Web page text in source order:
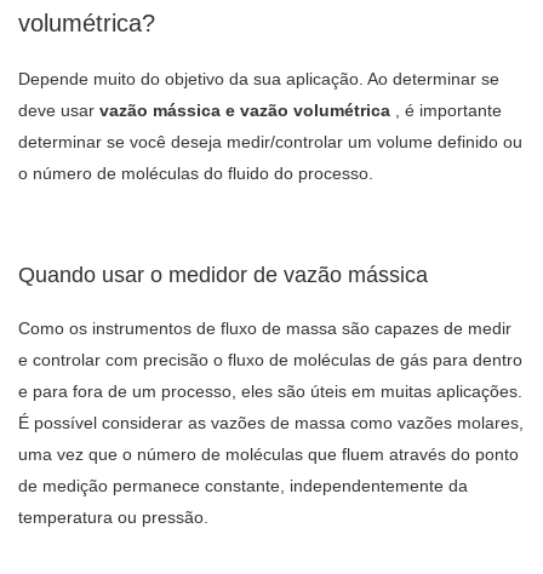
volumétrica?
Depende muito do objetivo da sua aplicação. Ao determinar se
deve usar vazão mássica e vazão volumétrica , é importante
determinar se você deseja medir/controlar um volume definido ou
o número de moléculas do fluido do processo.
Quando usar o medidor de vazão mássica
Como os instrumentos de fluxo de massa são capazes de medir
e controlar com precisão o fluxo de moléculas de gás para dentro
e para fora de um processo, eles são úteis em muitas aplicações.
É possível considerar as vazões de massa como vazões molares,
uma vez que o número de moléculas que fluem através do ponto
de medição permanece constante, independentemente da
temperatura ou pressão.